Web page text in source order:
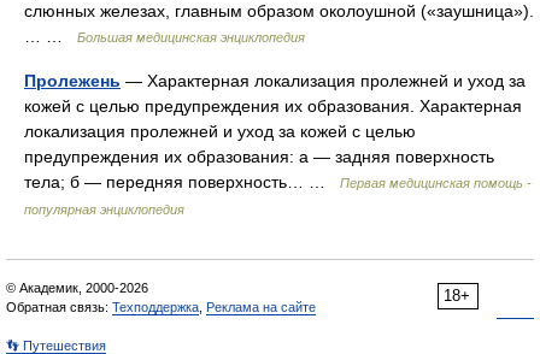
слюнных железах, главным образом околоушной («заушница»).
Большая медицинская энциклопедия
Пролежень — Характерная локализация пролежней и уход за
кожей с целью предупреждения их образования. Характерная
локализация пролежней и уход за кожей с целью
предупреждения их образования: а — задняя поверхность
тела; б — передняя поверхность… …
Первая медицинская помощь -
популярная энциклопедия
18+
© Академик, 2000-2026
Обратная связь: Техподдержка Реклама на сайте
👣 Путешествия